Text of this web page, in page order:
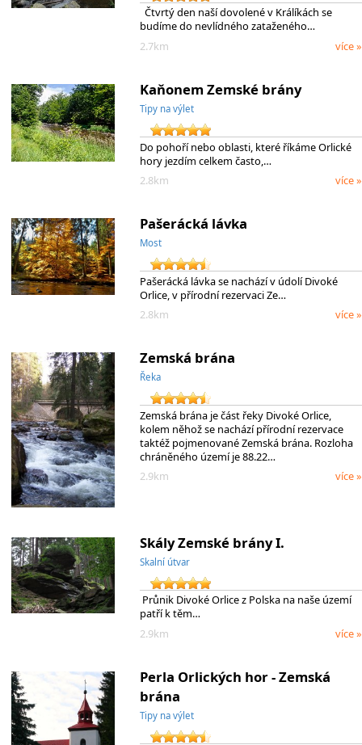
Čtvrtý den naší dovolené v Králíkách se
budíme do nevlídného zataženého…
2.7km
více »
Kaňonem Zemské brány
Tipy na výlet
Do pohoří nebo oblasti, které říkáme Orlické
hory jezdím celkem často,…
2.8km
více »
Pašerácká lávka
Most
Pašerácká lávka se nachází v údolí Divoké
Orlice, v přírodní rezervaci Ze…
2.8km
více »
Zemská brána
Řeka
Zemská brána je část řeky Divoké Orlice,
kolem něhož se nachází přírodní rezervace
taktéž pojmenované Zemská brána. Rozloha
chráněného území je 88.22…
2.9km
více »
Skály Zemské brány I.
Skalní útvar
Průnik Divoké Orlice z Polska na naše území
patří k těm…
2.9km
více »
Perla Orlických hor - Zemská
brána
Tipy na výlet